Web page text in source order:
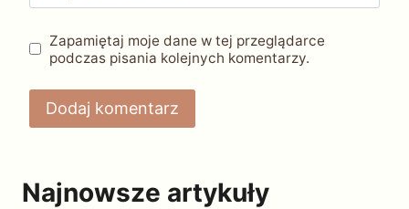
Zapamiętaj moje dane w tej przeglądarce
podczas pisania kolejnych komentarzy.
Najnowsze artykuły